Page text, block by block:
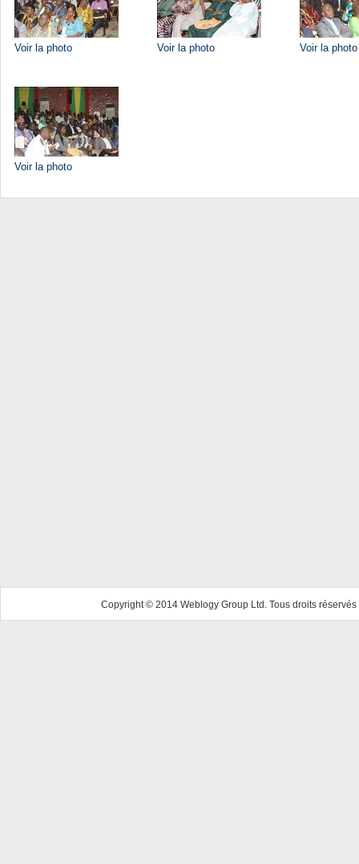
Voir la photo Voir la photo Voir la photo
Voir la photo
Copyright © 2014 Weblogy Group Ltd. Tous droits